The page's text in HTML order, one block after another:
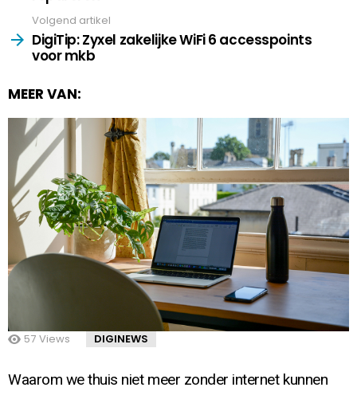
Volgend artikel
DigiTip: Zyxel zakelijke WiFi 6 accesspoints
voor mkb
MEER VAN:
57 Views DIGINEWS
Waarom we thuis niet meer zonder internet kunnen